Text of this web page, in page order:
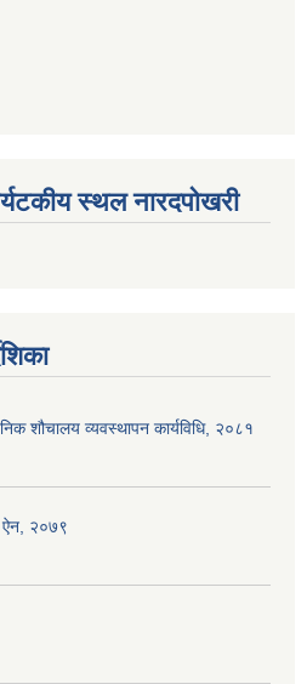
स्थल नारदपोखरी
शौचालय व्यवस्थापन कार्यविधि, २०८१
ऐन, २०७९